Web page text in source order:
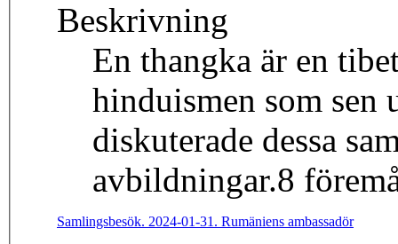
Beskrivning
En thangka är en
hinduismen som sen
diskuterade dessa
avbildningar.8
Samlingsbesök. 2024-01-31. Rumäniens ambassadör